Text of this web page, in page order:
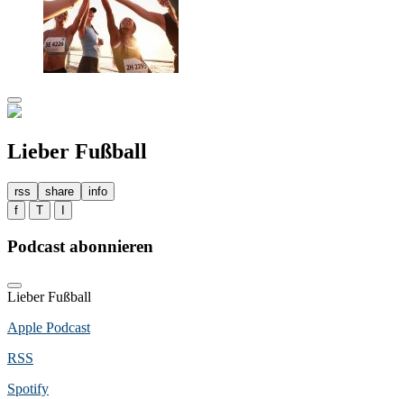
Lieber Fußball
rss share
info
f
T
Podcast abonnieren
Lieber Fußball
Apple Podcast
RSS
Spotify